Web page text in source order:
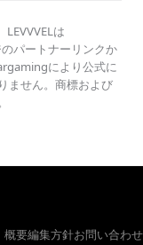
は
パートナーリンクか
により公式に
ません。商標および
概要編集方針お問い合わせ